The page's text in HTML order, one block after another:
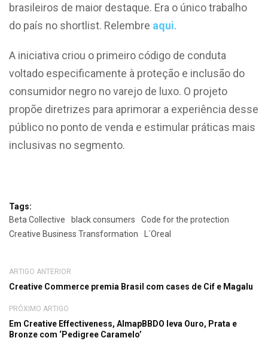
brasileiros de maior destaque. Era o único trabalho
do país no shortlist. Relembre aqui.
A iniciativa criou o primeiro código de conduta
voltado especificamente à proteção e inclusão do
consumidor negro no varejo de luxo. O projeto
propõe diretrizes para aprimorar a experiência desse
público no ponto de venda e estimular práticas mais
inclusivas no segmento.
Tags:
Beta Collective
black consumers
Code for the protection
Creative Business Transformation
L´Oreal
ARTIGO ANTERIOR
Creative Commerce premia Brasil com cases de Cif e Magalu
PRÓXIMO ARTIGO
Em Creative Effectiveness, AlmapBBDO leva Ouro, Prata e
Bronze com ‘Pedigree Caramelo’